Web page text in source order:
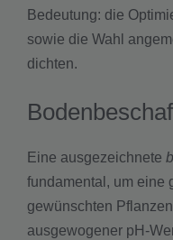
Bedeutung: die
sowie die Wahl
dichten.
Eine ausgezeichnete
fundamental, um eine
gewünschten
ausgewogener pH-